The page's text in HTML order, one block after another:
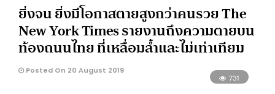
ยิ่งจน ยิ่งมีโอกาสตายสูงกว่าคนรวย The
New York Times รายงานถึงความตายบน
ท้องถนนไทย ที่เหลื่อมล้ำและไม่เท่าเทียม
Posted On 20 August 2019
731